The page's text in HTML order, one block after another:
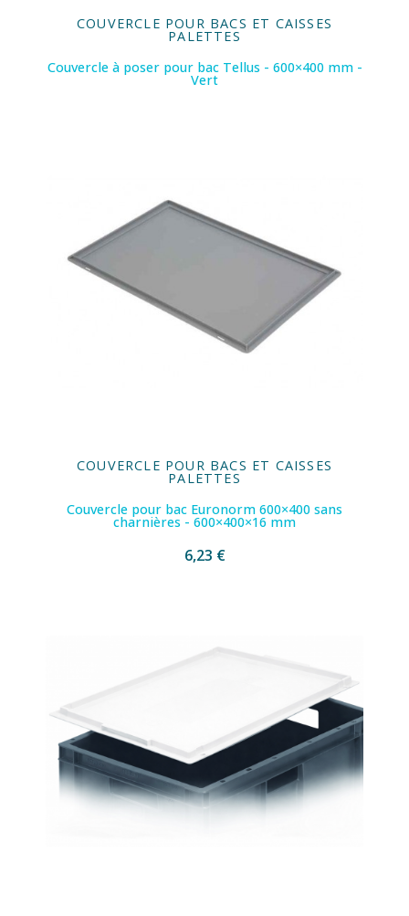
COUVERCLE POUR BACS ET CAISSES
PALETTES
Couvercle à poser pour bac Tellus - 600×400 mm -
Vert
COUVERCLE POUR BACS ET CAISSES
PALETTES
Couvercle pour bac Euronorm 600×400 sans
charnières - 600×400×16 mm
6,23 €